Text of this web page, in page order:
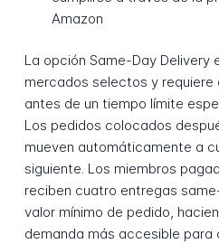
Amazon
La opción Same-Day Delivery
mercados selectos y requiere
antes de un tiempo límite
Los pedidos colocados
mueven automáticamente a
siguiente. Los miembros
reciben cuatro entregas
valor mínimo de pedido,
demanda más accesible